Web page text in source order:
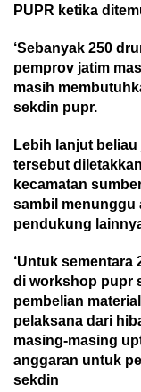
PUPR ketika
‘Sebanyak 250
pemprov jatim
masih
sekdin pupr.
Lebih lanjut
tersebut
kecamatan
sambil menunggu
pendukung
‘Untuk
di workshop pupr
pembelian
pelaksana dari
masing-masing
anggaran untuk
sekdin